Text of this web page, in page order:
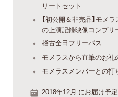
リートセット
【初公開＆非売品】モメ
の上演記録映像コンプリ
稽古全日フリーパス
モメラスから直筆のお礼
モメラスメンバーとの打
2018年12月 にお届け予定